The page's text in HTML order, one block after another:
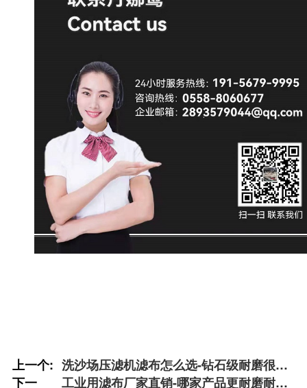
上一个: 洗沙场压滤机滤布怎么选-钻石级耐磨很重
要[丹娜鸶]
下一
工业用滤布厂家直销-哪家产品更耐磨耐用